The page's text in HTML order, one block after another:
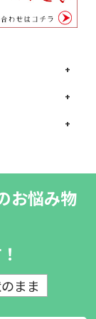
お悩み物
まま